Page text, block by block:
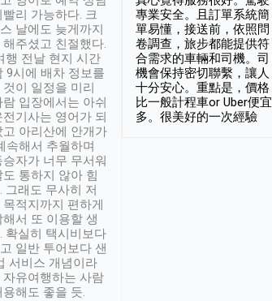
빨리 가능하다. 크
날에도 늦게까지
해주셨고 친절했다.
행 전날 현지 시간
9시에 배차 정보를
이 일정을 미리
입장에서는 아쉬
기사는 영어가 되
고 아리산에 안개가
속해서 추월하며
승자가 너무 무서워
통하지 않아 힘
그래도 무사히 저
적지까지 편하게
해서 또 이용할 생
확실히 택시비보다
일반 투어보다 샌
서비스 개념이라
자유여행하는 사람
용해도 좋을 듯.
專業安全。且訂單系統簡
單易懂，接送前，依照問
卷調查，旅步都能提供符
合需求的車輛和司機。司
機會保持密切聯繫，讓人
十分安心。重點是，價格
比一般計程車or Uber便宜
多。很美好的一次經驗